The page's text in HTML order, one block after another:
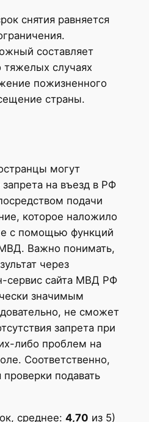
снятия равняется
составляет
тяжелых случаях
пожизненного
страны.
могут
на въезд в РФ
подачи
которое наложило
с помощью функций
Важно понимать,
через
сервис сайта МВД РФ
значимым
не сможет
запрета при
либо проблем на
Соответственно,
подавать
среднее: 4,70 из 5)